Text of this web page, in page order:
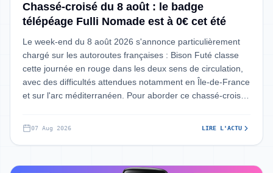
Chassé-croisé du 8 août : le badge
télépéage Fulli Nomade est à 0€ cet été
Le week-end du 8 août 2026 s'annonce particulièrement
chargé sur les autoroutes françaises : Bison Futé classe
cette journée en rouge dans les deux sens de circulation,
avec des difficultés attendues notamment en Île-de-France
et sur l'arc méditerranéen. Pour aborder ce chassé-croisé
07 Aug 2026 LIRE L'ACTU